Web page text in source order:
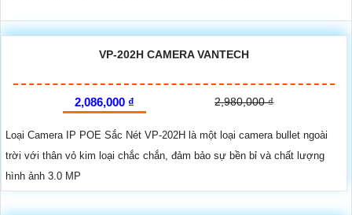
VP-202H CAMERA VANTECH
2,086,000 ₫ 2,980,000 ₫
Loại Camera IP POE Sắc Nét VP-202H là một loại camera bullet ngoài
trời với thân vỏ kim loại chắc chắn, đảm bảo sự bền bỉ và chất lượng
hình ảnh 3.0 MP